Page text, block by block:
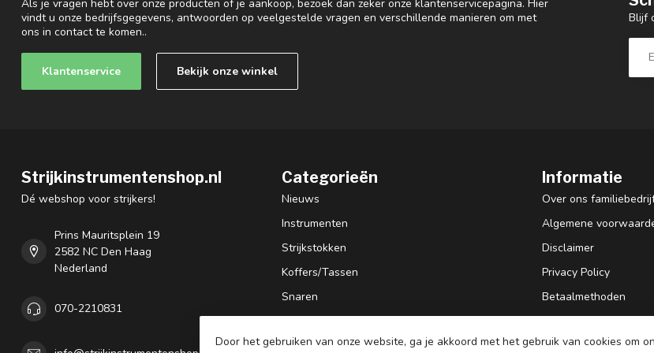
Als je vragen hebt over onze producten of je aankoop, bezoek dan zeker onze klantenservicepagina. Hier
vindt u onze bedrijfsgegevens, antwoorden op veelgestelde vragen en verschillende manieren om met
ons in contact te komen..
Klantenservice Bekijk onze winkel
Blijf
Strijkinstrumentenshop.nl
Dé webshop voor strijkers!
Prins Mauritsplein 19
2582 NC Den Haag
Nederland
070-2210831
Categorieën
Nieuws
Instrumenten
Strijkstokken
Koffers/Tassen
Snaren
Bladmuziek
Accessoires
Informatie
Over ons
Algemene
Disclaimer
Privacy Policy
Betaalmethoden
Retourneren
Verzenden
Door het gebruiken van onze website, ga je akkoord met het gebruik van cookies om